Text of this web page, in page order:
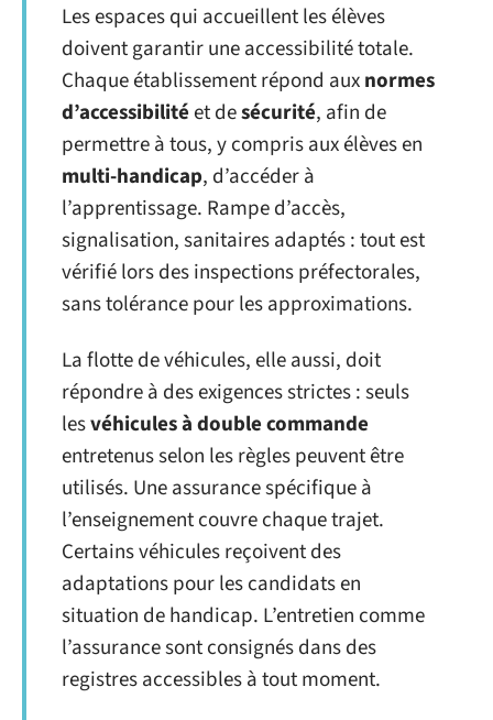
Les espaces qui accueillent les élèves
doivent garantir une accessibilité totale.
Chaque établissement répond auxnormes
d’accessibilitéet desécurité, afin de
permettre à tous, y compris aux élèves en
multi-handicap, d’accéder à
l’apprentissage. Rampe d’accès,
signalisation, sanitaires adaptés : tout est
vérifié lors des inspections préfectorales,
sans tolérance pour les approximations.
La flotte de véhicules, elle aussi, doit
répondre à des exigences strictes : seuls
lesvéhicules à double commande
entretenus selon les règles peuvent être
utilisés. Une assurance spécifique à
l’enseignement couvre chaque trajet.
Certains véhicules reçoivent des
adaptations pour les candidats en
situation de handicap. L’entretien comme
l’assurance sont consignés dans des
registres accessibles à tout moment.